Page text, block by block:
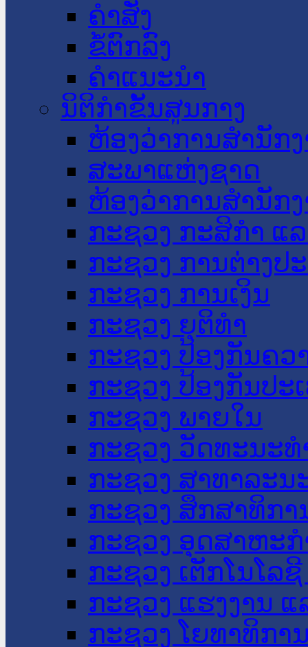
ຄໍາສັ່ງ
ຂໍ້ຕົກລົງ
ຄໍາແນະນໍາ
ນິຕິກໍາຂັ້ນສູນກາງ
ຫ້ອງວ່າການສໍານັກ
ສະພາແຫ່ງຊາດ
ຫ້ອງວ່າການສຳນັກ
ກະຊວງ ກະສິກຳ ແ
ກະຊວງ ການຕ່າງປ
ກະຊວງ ການເງິນ
ກະຊວງ ຍຸຕິທໍາ
ກະຊວງ ປ້ອງກັນຄວ
ກະຊວງ ປ້ອງກັນປະ
ກະຊວງ ພາຍໃນ
ກະຊວງ ວັດທະນະ
ກະຊວງ ສາທາລະນ
ກະຊວງ ສຶກສາທິກາ
ກະຊວງ ອຸດສາຫະ
ກະຊວງ ເຕັກໂນໂລ
ກະຊວງ ແຮງງານ
ກະຊວງ ໂຍທາທິກາ